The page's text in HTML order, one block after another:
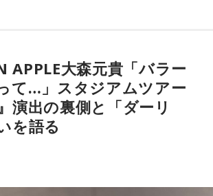
くじを買うのは？
つわる吉日として紹介されることが多い
するタイミングとして意識する人もいま
る
する
大森元貴
ッセージ＞
んは！ 7月5日のファイナルに参戦しまし
ての「ゼンジン」シリーズだったので、
APPLE大森元貴「バラー
て…」スタジアムツアー
演出の裏側と「ダーリ
を語る